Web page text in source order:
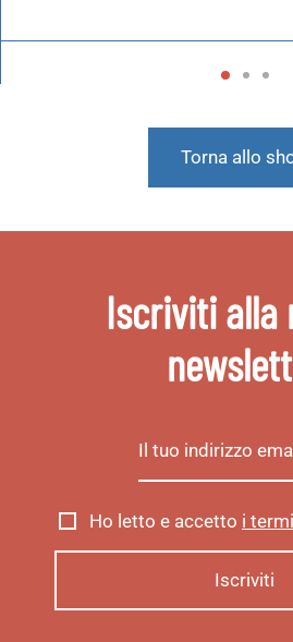
Torna allo
Iscriviti alla
Ho letto e accetto i